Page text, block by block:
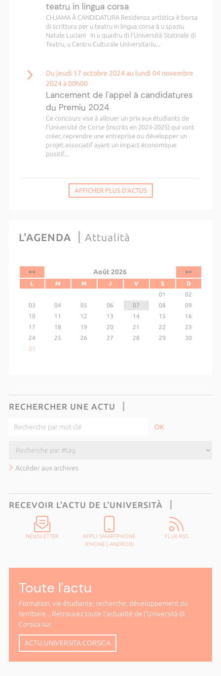
teatru in lingua corsa
CHJAMA À CANDIDATURA Residenza artistica è borsa
di scrittura per u teatru in lingua corsa à u spaziu
Natale Luciani In u quadru di l'Università Statinale di
Teatru, u Centru Culturale Universitariu...
Du jeudi 17 octobre 2024 au lundi 04 novembre
2024 à 00h00
Lancement de l'appel à candidatures
du Premiu 2024
Ce concours vise à allouer un prix aux étudiants de
l’Université de Corse (inscrits en 2024-2025) qui vont
créer, reprendre une entreprise ou développer un
projet associatif ayant un impact économique
positif...
AFFICHER PLUS D'ACTUS
L'AGENDA Attualità
<< Août 2026
>>
L
M M J V S
D
01
02
03
04 05 06 07 08
09
10
11 12 13 14 15
16
17
18 19 20 21 22
23
24
25 26 27 28 29
30
31
RECHERCHER UNE ACTU
Accéder aux archives
RECEVOIR L'ACTU DE L'UNIVERSITÀ
NEWSLETTER
APPLI SMARTPHONE
IPHONE| ANDROID
FLUX RSS
Toute l'actu
Formation, vie étudiante, recherche, développement du
territoire... Retrouvez toute l'actualité de l'Università di
Corsica sur
ACTU.UNIVERSITA.CORSICA